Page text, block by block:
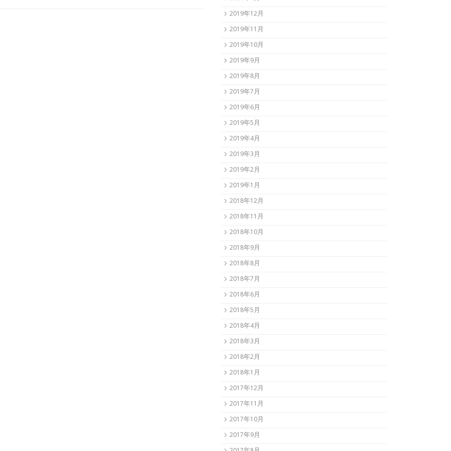
2019年12月
2019年11月
2019年10月
2019年9月
2019年8月
2019年7月
2019年6月
2019年5月
2019年4月
2019年3月
2019年2月
2019年1月
2018年12月
2018年11月
2018年10月
2018年9月
2018年8月
2018年7月
2018年6月
2018年5月
2018年4月
2018年3月
2018年2月
2018年1月
2017年12月
2017年11月
2017年10月
2017年9月